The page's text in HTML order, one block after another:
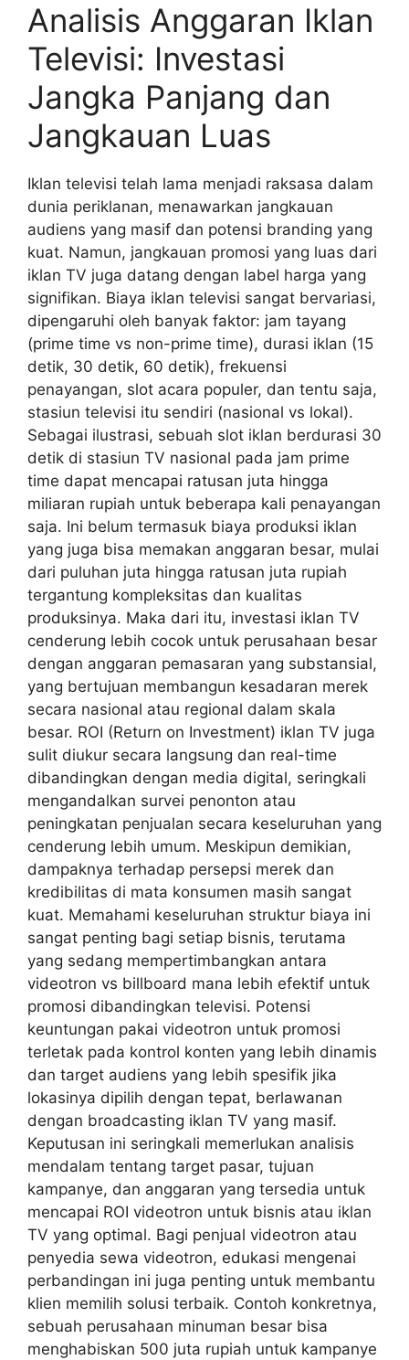
Analisis Anggaran Iklan
Televisi: Investasi
Jangka Panjang dan
Jangkauan Luas
Iklan televisi telah lama menjadi raksasa dalam
dunia periklanan, menawarkan jangkauan
audiens yang masif dan potensi branding yang
kuat. Namun, jangkauan promosi yang luas dari
iklan TV juga datang dengan label harga yang
signifikan. Biaya iklan televisi sangat bervariasi,
dipengaruhi oleh banyak faktor: jam tayang
(prime time vs non-prime time), durasi iklan (15
detik, 30 detik, 60 detik), frekuensi
penayangan, slot acara populer, dan tentu saja,
stasiun televisi itu sendiri (nasional vs lokal).
Sebagai ilustrasi, sebuah slot iklan berdurasi 30
detik di stasiun TV nasional pada jam prime
time dapat mencapai ratusan juta hingga
miliaran rupiah untuk beberapa kali penayangan
saja. Ini belum termasuk biaya produksi iklan
yang juga bisa memakan anggaran besar, mulai
dari puluhan juta hingga ratusan juta rupiah
tergantung kompleksitas dan kualitas
produksinya. Maka dari itu, investasi iklan TV
cenderung lebih cocok untuk perusahaan besar
dengan anggaran pemasaran yang substansial,
yang bertujuan membangun kesadaran merek
secara nasional atau regional dalam skala
besar. ROI (Return on Investment) iklan TV juga
sulit diukur secara langsung dan real-time
dibandingkan dengan media digital, seringkali
mengandalkan survei penonton atau
peningkatan penjualan secara keseluruhan yang
cenderung lebih umum. Meskipun demikian,
dampaknya terhadap persepsi merek dan
kredibilitas di mata konsumen masih sangat
kuat. Memahami keseluruhan struktur biaya ini
sangat penting bagi setiap bisnis, terutama
yang sedang mempertimbangkan antara
videotron vs billboard mana lebih efektif untuk
promosi dibandingkan televisi. Potensi
keuntungan pakai videotron untuk promosi
terletak pada kontrol konten yang lebih dinamis
dan target audiens yang lebih spesifik jika
lokasinya dipilih dengan tepat, berlawanan
dengan broadcasting iklan TV yang masif.
Keputusan ini seringkali memerlukan analisis
mendalam tentang target pasar, tujuan
kampanye, dan anggaran yang tersedia untuk
mencapai ROI videotron untuk bisnis atau iklan
TV yang optimal. Bagi penjual videotron atau
penyedia sewa videotron, edukasi mengenai
perbandingan ini juga penting untuk membantu
klien memilih solusi terbaik. Contoh konkretnya,
sebuah perusahaan minuman besar bisa
menghabiskan 500 juta rupiah untuk kampanye